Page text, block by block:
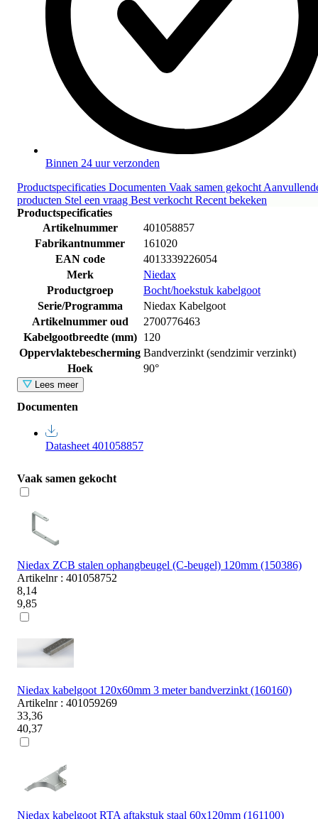
Binnen 24 uur verzonden
Productspecificaties Documenten Vaak samen gekocht
producten Stel een vraag Best verkocht Recent bekeken
Productspecificaties
Artikelnummer
401058857
Fabrikantnummer
161020
EAN code
4013339226054
Merk
Niedax
Productgroep
Bocht/hoekstuk kabelgoot
Serie/Programma
Niedax Kabelgoot
Artikelnummer oud
2700776463
Kabelgootbreedte (mm)
120
Oppervlaktebescherming Bandverzinkt (sendzimir verzinkt)
Hoek
90°
Lees meer
Documenten
Datasheet 401058857
Vaak samen gekocht
Niedax ZCB stalen ophangbeugel (C-beugel) 120mm (150386)
Artikelnr : 401058752
8,14
9,85
Niedax kabelgoot 120x60mm 3 meter bandverzinkt (160160)
Artikelnr : 401059269
33,36
40,37
Niedax kabelgoot RTA aftakstuk staal 60x120mm (161100)